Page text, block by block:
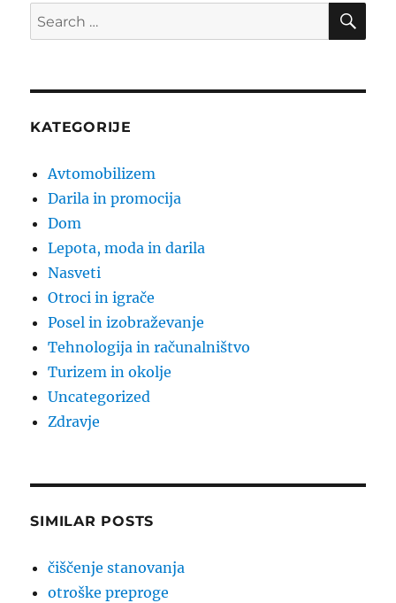
Search
for:
KATEGORIJE
Avtomobilizem
Darila in promocija
Dom
Lepota, moda in darila
Nasveti
Otroci in igrače
Posel in izobraževanje
Tehnologija in računalništvo
Turizem in okolje
Uncategorized
Zdravje
SIMILAR POSTS
čiščenje stanovanja
otroške preproge